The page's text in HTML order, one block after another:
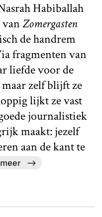
Habiballah
vanZomergasten
de handrem
fragmenten van
liefde voor de
zelf blijft ze
lijkt ze vast
journalistiek
maakt: jezelf
aan de kant te